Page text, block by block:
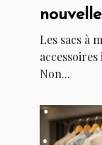
Les sacs à
Non...